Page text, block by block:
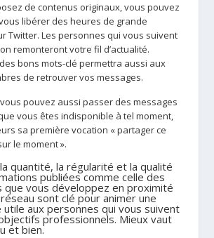
de contenus originaux, vous pouvez
libérer des heures de grande
Twitter. Les personnes qui vous suivent
remonteront votre fil d’actualité.
bons mots-clé permettra aussi aux
de retrouver vos messages.
pouvez aussi passer des messages
vous êtes indisponible à tel moment,
sa première vocation « partager ce
le moment ».
quantité, la régularité et la qualité
publiées comme celle des
que vous développez en proximité
sont clé pour animer une
utile aux personnes qui vous suivent
professionnels. Mieux vaut
et bien.